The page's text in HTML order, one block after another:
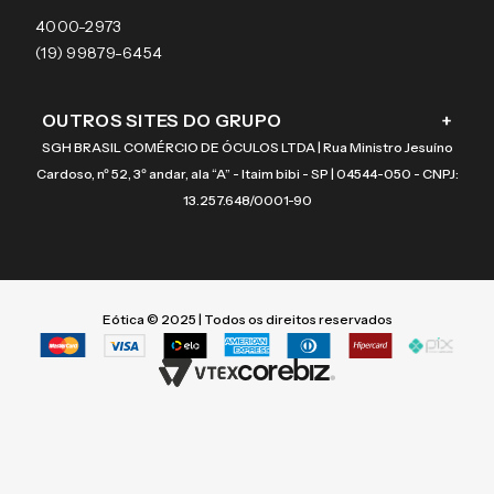
4000-2973
(19) 99879-6454
OUTROS SITES DO GRUPO +
SGH BRASIL COMÉRCIO DE ÓCULOS LTDA | Rua Ministro Jesuíno
Cardoso, nº 52, 3º andar, ala “A” - Itaim bibi - SP | 04544-050 - CNPJ:
13.257.648/0001-90
Eótica © 2025 | Todos os direitos reservados